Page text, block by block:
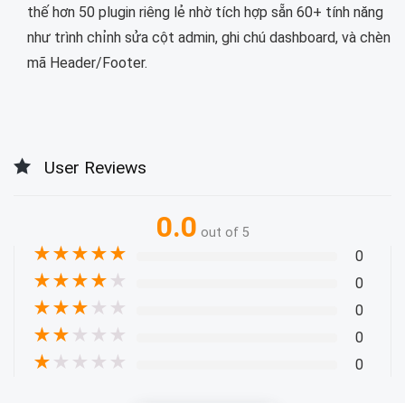
thế hơn 50 plugin riêng lẻ nhờ tích hợp sẵn 60+ tính năng
như trình chỉnh sửa cột admin, ghi chú dashboard, và chèn
mã Header/Footer.
User Reviews
0.0 out of 5
★★★★★ 0
★★★★ ★ 0
★★★ ★ ★ 0
★★ ★ ★ ★ 0
★ ★ ★ ★ ★ 0